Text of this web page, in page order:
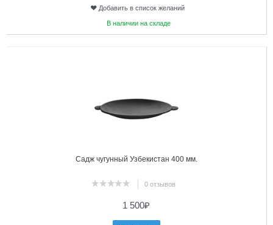
Добавить в список желаний
В наличии на складе
Садж чугунный Узбекистан 400 мм.
0 отзывов
1 500₽